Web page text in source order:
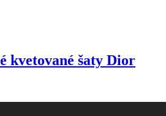
kvetované šaty Dior